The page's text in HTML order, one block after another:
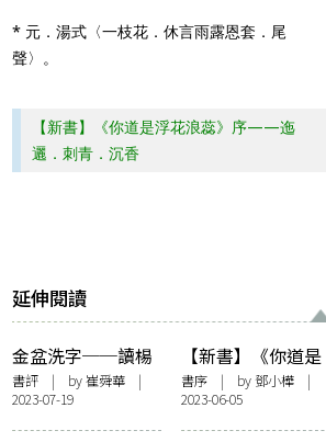
* 元．湯式〈一枝花．休言雨露恩套．尾
聲〉。
【新書】《你道是浮花浪蕊》序——迤
邐．刺青．沉香
延伸閱讀
金盆洗字──讀楊
佳嫻《以脆弱冶
金》
書評 | by崔舜華 |
2023-07-19
【新書】《你道是
浮花浪蕊》序——
迤邐．刺青．沉香
書序| by鄧小樺|
2023-06-05